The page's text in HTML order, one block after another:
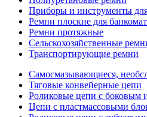
Приборы и инструменты
Ремни плоские для
Ремни протяжные
Сельскохозяйственные
Транспортирующие ремни
Самосмазывающиеся,
Тяговые конвейерные цепи
Роликовые цепи с боковым
Цепи с пластмассовыми